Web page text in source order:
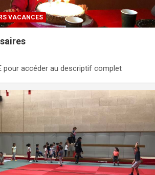
VACANCES
pour accéder au descriptif complet